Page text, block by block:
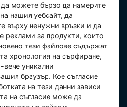
да можете бързо да намерите
нашия уебсайт, да
върху ненужни връзки и да
реклами за продукти, които
тези файлове съдържат
хронология на сърфиране,
вече уникални
браузър. Кое съгласие
на тези данни зависи
на съгласие може да